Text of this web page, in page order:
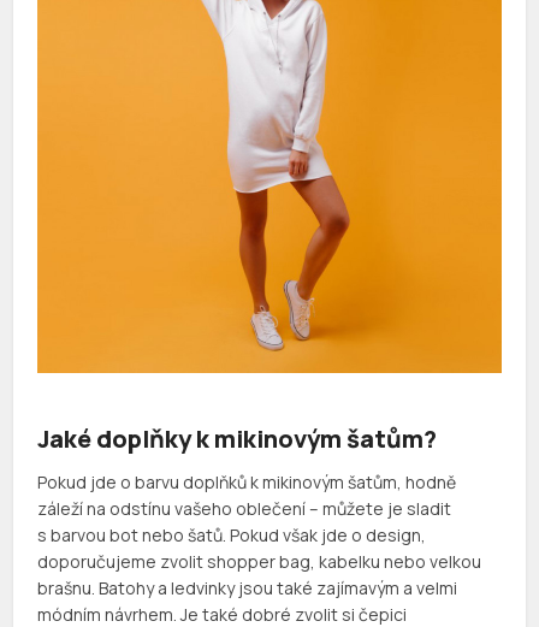
Jaké doplňky k mikinovým šatům?
Pokud jde o barvu doplňků k mikinovým šatům, hodně
záleží na odstínu vašeho oblečení – můžete je sladit
s barvou bot nebo šatů. Pokud však jde o design,
doporučujeme zvolit shopper bag, kabelku nebo velkou
brašnu. Batohy a ledvinky jsou také zajímavým a velmi
módním návrhem. Je také dobré zvolit si čepici